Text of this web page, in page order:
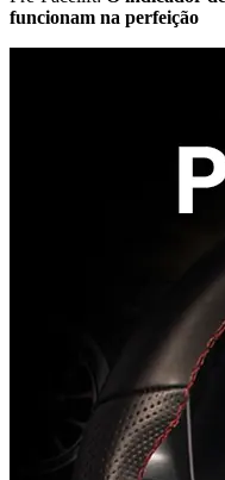
funcionam na perfeição